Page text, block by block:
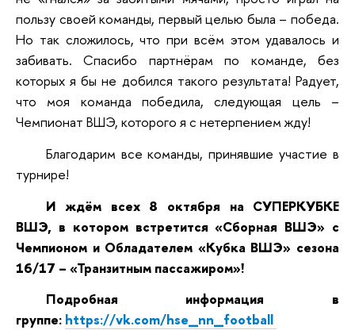
пользу своей команды, первый целью была – победа.
Но так сложилось, что при всём этом удавалось и
забивать. Спасибо партнёрам по команде, без
которых я бы не добился такого результата! Радует,
что моя команда победила, следующая цель –
Чемпионат ВШЭ, которого я с нетерпением жду!
Благодарим все команды, принявшие участие в
турнире!
И ждём всех 8 октября на СУПЕРКУБКЕ
ВШЭ, в котором встретится «Сборная ВШЭ» с
Чемпионом и Обладателем «Кубка ВШЭ» сезона
16/17 – «Транзитным пассажиром»!
Подробная информация в
группе: https://vk.com/hse_nn_football